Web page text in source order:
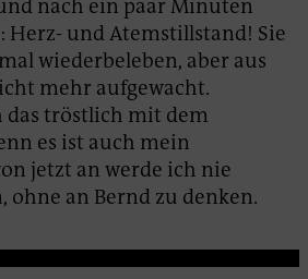
nach ein paar Minuten
Herz- und Atemstillstand! Sie
wiederbeleben, aber aus
mehr aufgewacht.
das tröstlich mit dem
es ist auch mein
jetzt an werde ich nie
ohne an Bernd zu denken.